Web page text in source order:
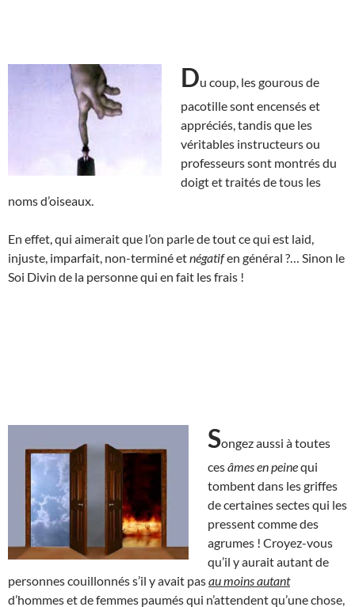
Du coup, les gourous de
pacotille sont encensés et
appréciés, tandis que les
véritables instructeurs ou
professeurs sont montrés du
doigt et traités de tous les
noms d’oiseaux.
En effet, qui aimerait que l’on parle de tout ce qui est laid,
injuste, imparfait, non-terminé etnégatifen général ?… Sinon le
Soi Divin de la personne qui en fait les frais !
Songez aussi à toutes
cesâmes en peinequi
tombent dans les griffes
de certaines sectes qui les
pressent comme des
agrumes ! Croyez-vous
qu’il y aurait autant de
personnes couillonnés s’il y avait pasau moins autant
d’hommes et de femmes paumés qui n’attendent qu’une chose,